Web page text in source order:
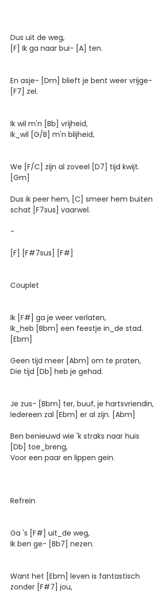
Dus uit de weg,
[F] Ik ga naar bui- [A] ten.
En asje- [Dm] blieft je bent weer vrijge-
[F7] zel.
Ik wil m'n [Bb] vrijheid,
Ik_wil [G/B] m'n blijheid,
We [F/C] zijn al zoveel [D7] tijd kwijt.
[Gm]
Dus ik peer hem, [C] smeer hem buiten
schat [F7sus] vaarwel.
-
[F] [F#7sus] [F#]
Couplet
Ik [F#] ga je weer verlaten,
Ik_heb [Bbm] een feestje in_de stad.
[Ebm]
Geen tijd meer [Abm] om te praten,
Die tijd [Db] heb je gehad.
Je zus- [Bbm] ter, buuf, je hartsvriendin,
Iedereen zal [Ebm] er al zijn. [Abm]
Ben benieuwd wie 'k straks naar huis
[Db] toe_breng,
Voor een paar en lippen gein.
Refrein
Ga 's [F#] uit_de weg,
Ik ben ge- [Bb7] nezen.
Want het [Ebm] leven is fantastisch
zonder [F#7] jou,